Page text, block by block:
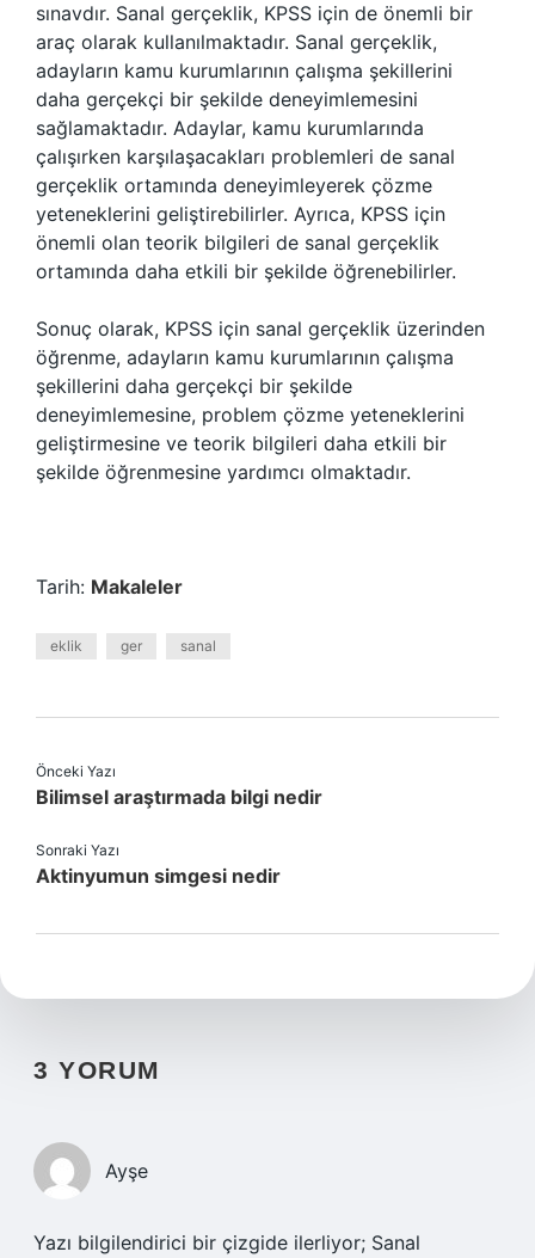
sınavdır. Sanal gerçeklik, KPSS için de önemli bir
araç olarak kullanılmaktadır. Sanal gerçeklik,
adayların kamu kurumlarının çalışma şekillerini
daha gerçekçi bir şekilde deneyimlemesini
sağlamaktadır. Adaylar, kamu kurumlarında
çalışırken karşılaşacakları problemleri de sanal
gerçeklik ortamında deneyimleyerek çözme
yeteneklerini geliştirebilirler. Ayrıca, KPSS için
önemli olan teorik bilgileri de sanal gerçeklik
ortamında daha etkili bir şekilde öğrenebilirler.
Sonuç olarak, KPSS için sanal gerçeklik üzerinden
öğrenme, adayların kamu kurumlarının çalışma
şekillerini daha gerçekçi bir şekilde
deneyimlemesine, problem çözme yeteneklerini
geliştirmesine ve teorik bilgileri daha etkili bir
şekilde öğrenmesine yardımcı olmaktadır.
Tarih: Makaleler
eklik ger sanal
Önceki Yazı
Bilimsel araştırmada bilgi nedir
Sonraki Yazı
Aktinyumun simgesi nedir
3 YORUM
Ayşe
Yazı bilgilendirici bir çizgide ilerliyor; Sanal